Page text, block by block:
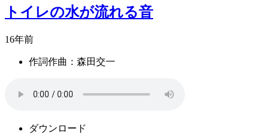
トイレの水が流れる音
16年前
作詞作曲：森田交一
ダウンロード